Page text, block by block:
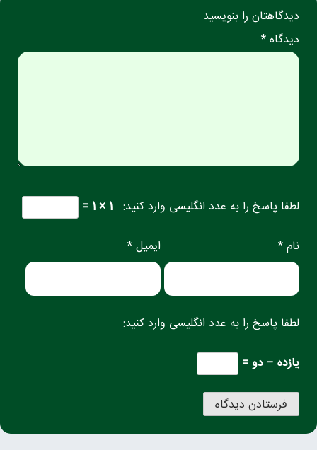
دیدگاهتان را بنویسید
دیدگاه *
لطفا پاسخ را به عدد انگلیسی وارد کنید: 1 × 1 =
نام * ایمیل *
لطفا پاسخ را به عدد انگلیسی وارد کنید:
یازده − دو =